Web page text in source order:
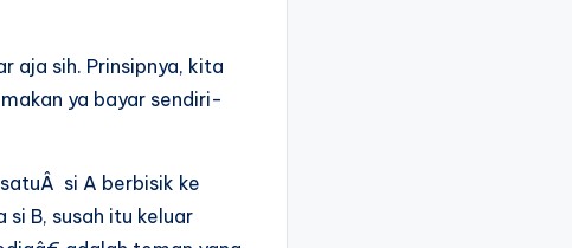
aja sih. Prinsipnya, kita
ya bayar sendiri-
si A berbisik ke
B, susah itu keluar